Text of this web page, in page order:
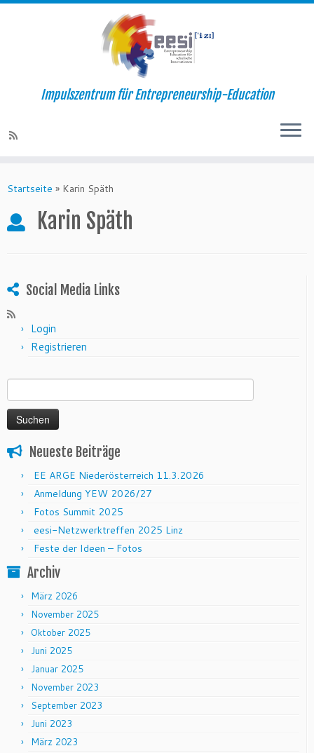
Impulszentrum für Entrepreneurship-Education
Startseite » Karin Späth
Karin Späth
Social Media Links
Login
Registrieren
Neueste Beiträge
EE ARGE Niederösterreich 11.3.2026
Anmeldung YEW 2026/27
Fotos Summit 2025
eesi-Netzwerktreffen 2025 Linz
Feste der Ideen – Fotos
Archiv
März 2026
November 2025
Oktober 2025
Juni 2025
Januar 2025
November 2023
September 2023
Juni 2023
März 2023